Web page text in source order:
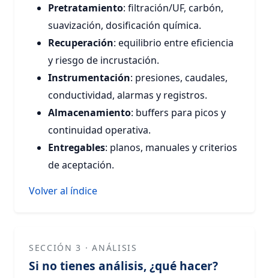
Pretratamiento: filtración/UF, carbón,
suavización, dosificación química.
Recuperación: equilibrio entre eficiencia
y riesgo de incrustación.
Instrumentación: presiones, caudales,
conductividad, alarmas y registros.
Almacenamiento: buffers para picos y
continuidad operativa.
Entregables: planos, manuales y criterios
de aceptación.
Volver al índice
SECCIÓN 3 · ANÁLISIS
Si no tienes análisis, ¿qué hacer?